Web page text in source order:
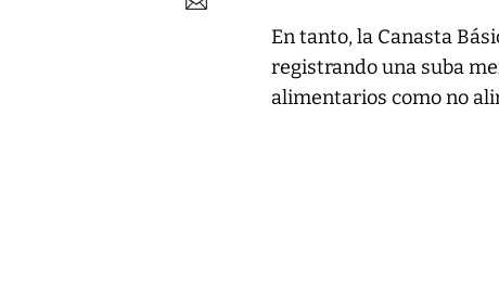
En tanto, la Canasta
registrando una suba
alimentarios como no